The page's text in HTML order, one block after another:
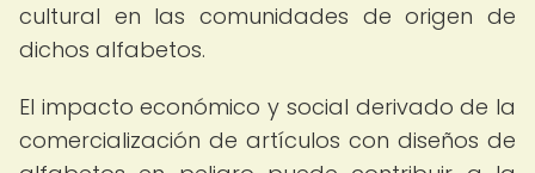
cultural en las comunidades de origen de
dichos alfabetos.
El impacto económico y social derivado de la
comercialización de artículos con diseños de